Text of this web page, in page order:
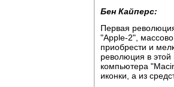
Бен Кайперс:
Первая
"Apple-2",
приобрести и
революция в этой
компьютера
иконки, а из